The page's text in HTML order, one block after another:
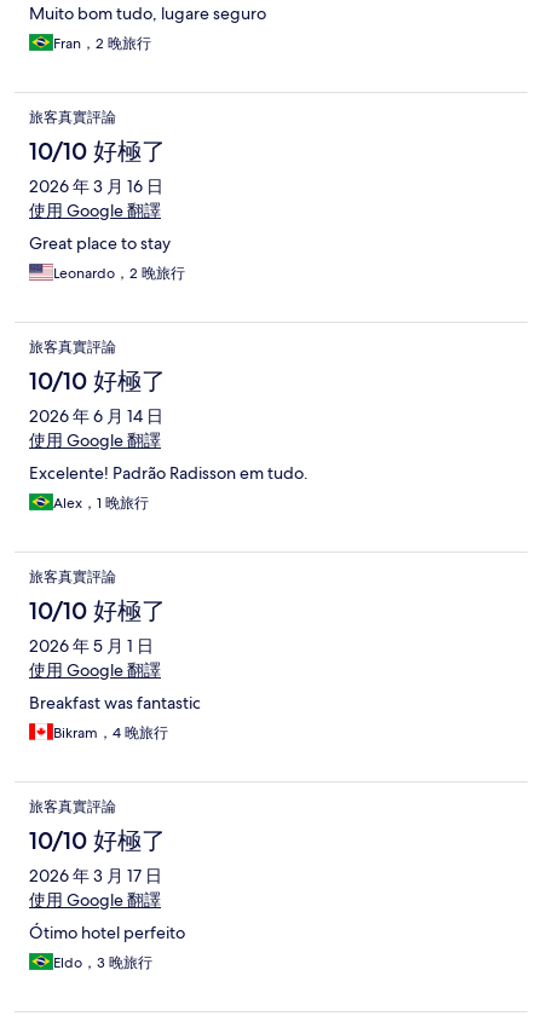
Muito bom tudo, lugare seguro
Fran，2 晚旅行
旅客真實評論
10/10 好極了
2026 年 3 月 16 日
使用 Google 翻譯
Great place to stay
Leonardo，2 晚旅行
旅客真實評論
10/10 好極了
2026 年 6 月 14 日
使用 Google 翻譯
Excelente! Padrão Radisson em tudo.
Alex，1 晚旅行
旅客真實評論
10/10 好極了
2026 年 5 月 1 日
使用 Google 翻譯
Breakfast was fantastic
Bikram，4 晚旅行
旅客真實評論
10/10 好極了
2026 年 3 月 17 日
使用 Google 翻譯
Ótimo hotel perfeito
Eldo，3 晚旅行